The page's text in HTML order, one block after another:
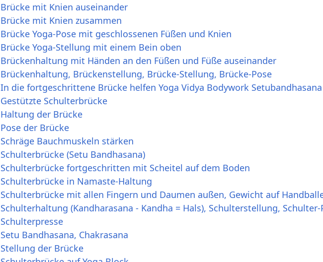
Brücke mit Knien auseinander
Brücke mit Knien zusammen
Brücke Yoga-Pose mit geschlossenen Füßen und Knien
Brücke Yoga-Stellung mit einem Bein oben
Brückenhaltung mit Händen an den Füßen und Füße auseinander
Brückenhaltung, Brückenstellung, Brücke-Stellung, Brücke-Pose
In die fortgeschrittene Brücke helfen Yoga Vidya Bodywork Setubandhasana
Gestützte Schulterbrücke
Haltung der Brücke
Pose der Brücke
Schräge Bauchmuskeln stärken
Schulterbrücke (Setu Bandhasana)
Schulterbrücke fortgeschritten mit Scheitel auf dem Boden
Schulterbrücke in Namaste-Haltung
Schulterbrücke mit allen Fingern und Daumen außen, Gewicht auf
Schulterhaltung (Kandharasana - Kandha = Hals), Schulterstellung, Schulter-
Schulterpresse
Setu Bandhasana, Chakrasana
Stellung der Brücke